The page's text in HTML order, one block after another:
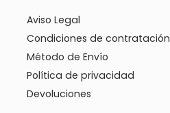
Aviso Legal
Condiciones de contratación
Método de Envío
Política de privacidad
Devoluciones